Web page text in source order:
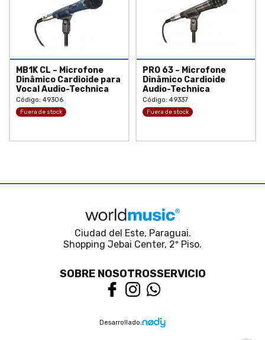
MB1K CL – Microfone
Dinâmico Cardioide para
Vocal Audio-Technica
Código: 49306
Fuera de stock
PRO 63 – Microfone
Dinâmico Cardioide
Audio-Technica
Código: 49337
Fuera de stock
Ciudad del Este, Paraguai.
Shopping Jebai Center, 2º Piso.
SOBRE NOSOTROSSERVICIO
Desarrollado: